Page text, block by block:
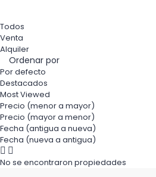
Todos
Venta
Alquiler
Ordenar por
Por defecto
Destacados
Most Viewed
Precio (menor a mayor)
Precio (mayor a menor)
Fecha (antigua a nueva)
Fecha (nueva a antigua)
No se encontraron propiedades